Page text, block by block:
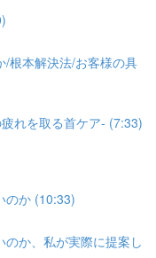
/根本解決法/お客様の具
れを取る首ケア- (7:33)
のか (10:33)
か、私が実際に提案し